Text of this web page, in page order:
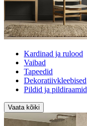
Kardinad ja rulood
Vaibad
Tapeedid
Dekoratiivkleebised
Pildid ja pildiraamid
Vaata kõiki